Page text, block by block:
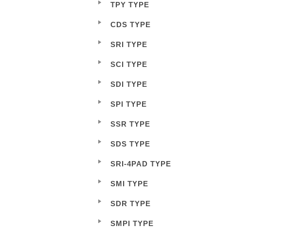
TPY TYPE
CDS TYPE
SRI TYPE
SCI TYPE
SDI TYPE
SPI TYPE
SSR TYPE
SDS TYPE
SRI-4PAD TYPE
SMI TYPE
SDR TYPE
SMPI TYPE